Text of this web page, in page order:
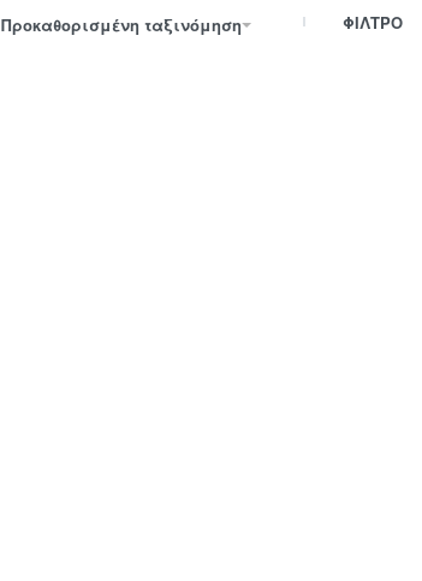
Προκαθορισμένη ταξινόμηση ΦΙΛΤΡΟ